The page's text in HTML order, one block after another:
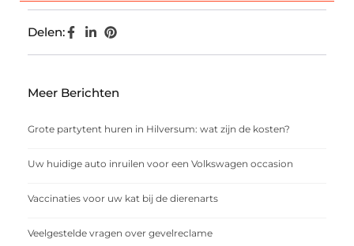
Delen:
Meer Berichten
Grote partytent huren in Hilversum: wat zijn de kosten?
Uw huidige auto inruilen voor een Volkswagen occasion
Vaccinaties voor uw kat bij de dierenarts
Veelgestelde vragen over gevelreclame